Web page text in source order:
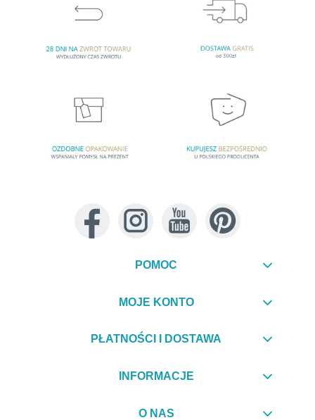
POMOC
MOJE KONTO
PŁATNOŚCI I DOSTAWA
INFORMACJE
O NAS